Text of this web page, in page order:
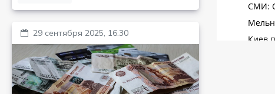
29 сентября 2025, 16:30